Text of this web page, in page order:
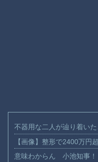
不器用な二人が辿り着い
【画像】整形で2400万円
意味わからん 小池知事！